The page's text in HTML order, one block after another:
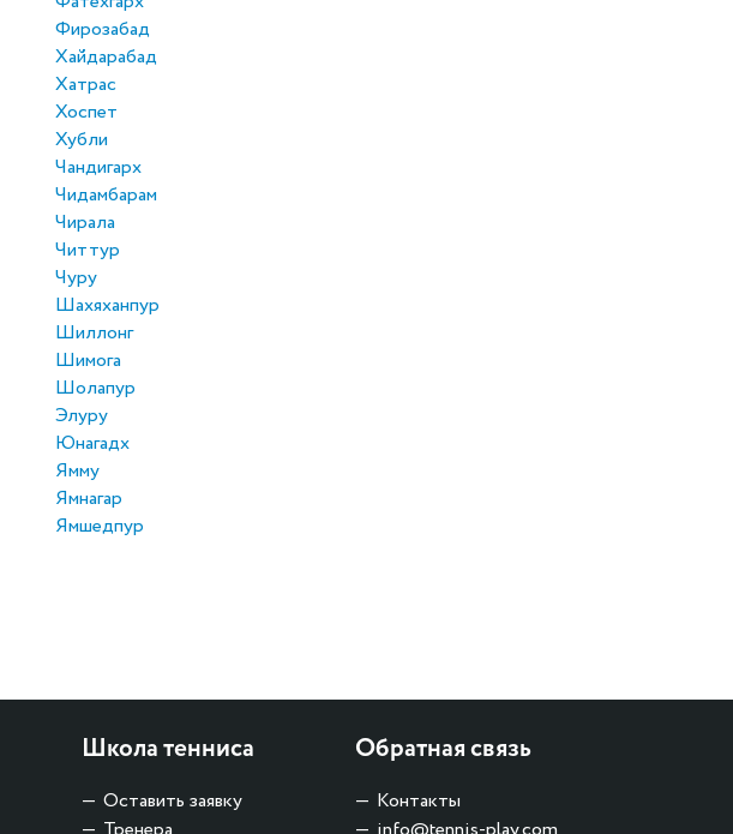
Фирозабад
Хайдарабад
Хатрас
Хоспет
Хубли
Чандигарх
Чидамбарам
Чирала
Читтур
Чуру
Шахяханпур
Шиллонг
Шимога
Шолапур
Элуру
Юнагадх
Ямму
Ямнагар
Ямшедпур
Школа тенниса
Оставить заявку
Обратная связь
Контакты